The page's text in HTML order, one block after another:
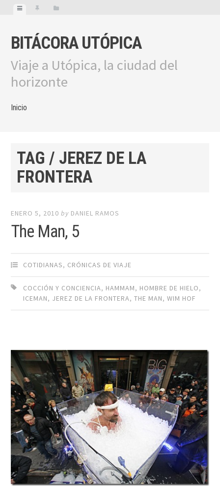
BITÁCORA UTÓPICA
Viaje a Utópica, la ciudad del
horizonte
Inicio
TAG / JEREZ DE LA
FRONTERA
ENERO 5, 2010 by DANIEL RAMOS
The Man, 5
COTIDIANAS, CRÓNICAS DE VIAJE
COCCIÓN Y CONCIENCIA, HAMMAM, HOMBRE DE HIELO,
ICEMAN, JEREZ DE LA FRONTERA,THE MAN,WIM HOF